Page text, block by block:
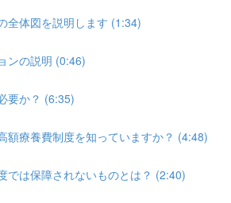
全体図を説明します (1:34)
ンの説明 (0:46)
要か？ (6:35)
額療養費制度を知っていますか？ (4:48)
では保障されないものとは？ (2:40)